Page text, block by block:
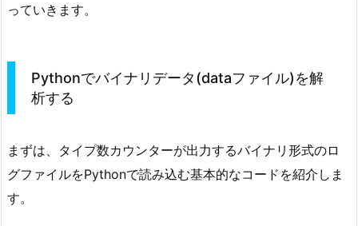
っていきます。
Pythonでバイナリデータ(dataファイル)を解
析する
まずは、タイプ数カウンターが出力するバイナリ形式のロ
グファイルをPythonで読み込む基本的なコードを紹介しま
す。